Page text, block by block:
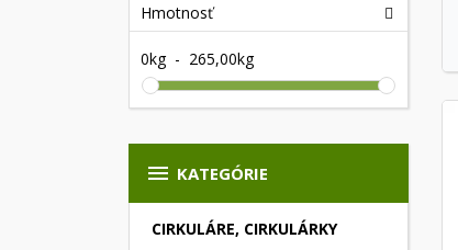
Hmotnosť
0kg - 265,00kg
 KATEGÓRIE
CIRKULÁRE, CIRKULÁRKY